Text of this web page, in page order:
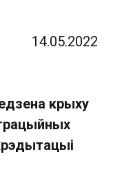
14.05.2022
крыху